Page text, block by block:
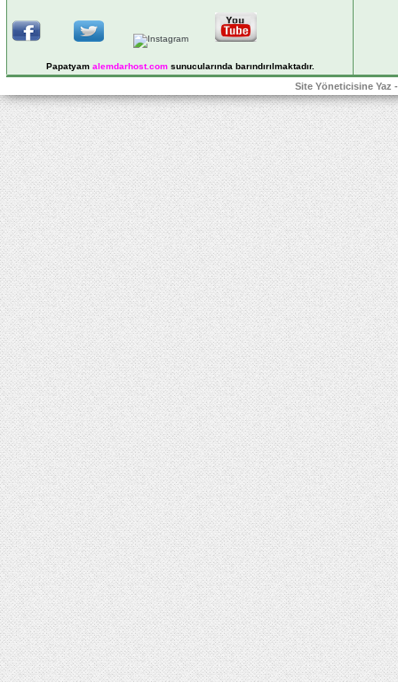
Papatyam alemdarhost.comsunucularında barındırılmaktadır.
Site Yöneticisine Yaz